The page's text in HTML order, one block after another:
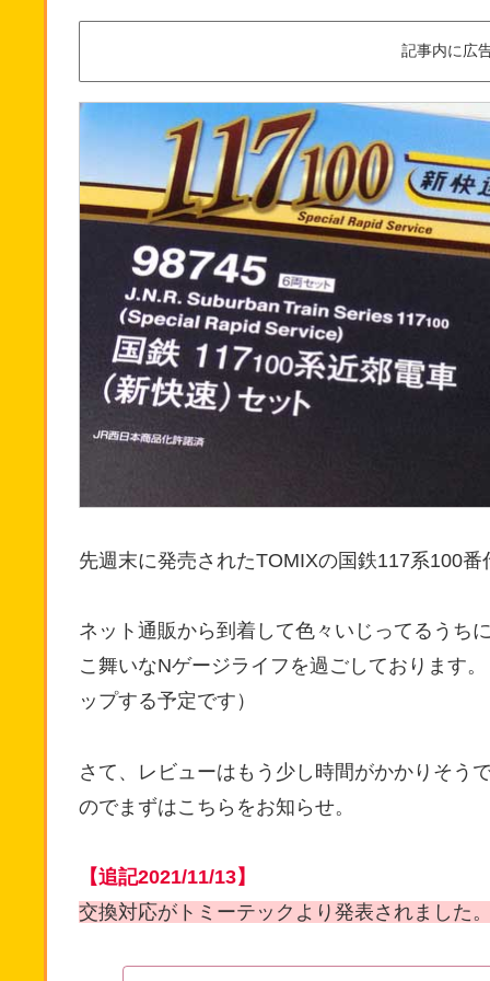
記事内に広
先週末に発売されたTOMIXの国鉄117系100番
ネット通販から到着して色々いじってるうち
こ舞いなNゲージライフを過ごしております
ップする予定です）
さて、レビューはもう少し時間がかかりそう
のでまずはこちらをお知らせ。
【追記2021/11/13】
交換対応がトミーテックより発表されました